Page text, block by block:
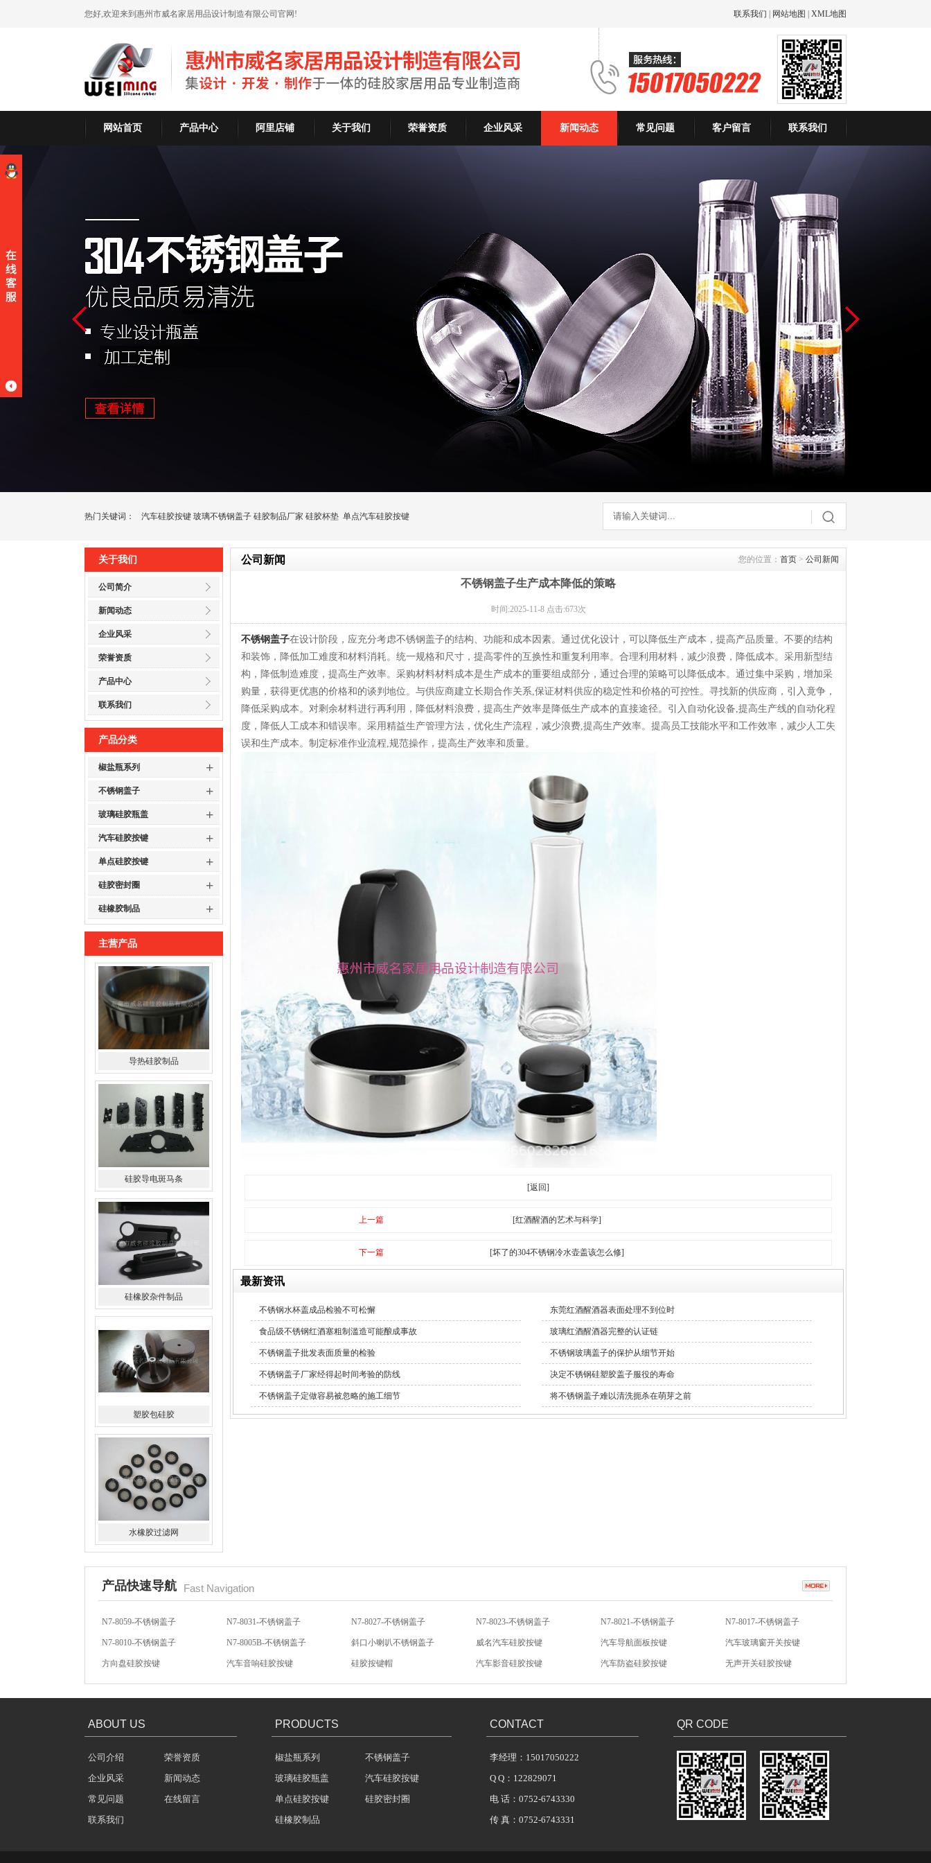
您好,欢迎来到惠州市威名家居用品设计制造有限公司官网! 联系我们 网站地图 XML地图
网站首页 产品中心 阿里店铺 关于我们 荣誉资质 企业风采 新闻动态 常见问题 客户留言 联系我们
热门关键词： 汽车硅胶按键 玻璃不锈钢盖子 硅胶制品厂家 硅胶杯垫 单点汽车硅胶按键
关于我们
公司简介
新闻动态
企业风采
荣誉资质
产品中心
联系我们
产品分类
椒盐瓶系列 +
不锈钢盖子 +
玻璃硅胶瓶盖 +
汽车硅胶按键 +
单点硅胶按键 +
硅胶密封圈 +
硅橡胶制品 +
主营产品
导热硅胶制品
硅胶导电斑马条
硅橡胶杂件制品
塑胶包硅胶
水橡胶过滤网
酒罐密封圈
304不锈钢冷水壶盖
公司新闻 您的位置： 首页 > 公司新闻
不锈钢盖子生产成本降低的策略
时间:2025-11-8 点击:673次
不锈钢盖子在设计阶段，应充分考虑不锈钢盖子的结构、功能和成本因素。通过优化设计，可以降低生产成本，提高产品质量。不要的结构
和装饰，降低加工难度和材料消耗。统一规格和尺寸，提高零件的互换性和重复利用率。合理利用材料，减少浪费，降低成本。采用新型结
构，降低制造难度，提高生产效率。采购材料材料成本是生产成本的重要组成部分，通过合理的策略可以降低成本。通过集中采购，增加采
购量，获得更优惠的价格和的谈判地位。与供应商建立长期合作关系,保证材料供应的稳定性和价格的可控性。寻找新的供应商，引入竟争，
降低采购成本。对剩余材料进行再利用，降低材料浪费，提高生产效率是降低生产成本的直接途径。引入自动化设备,提高生产线的自动化程
度，降低人工成本和错误率。采用精益生产管理方法，优化生产流程，减少浪费,提高生产效率。提高员工技能水平和工作效率，减少人工失
误和生产成本。制定标准作业流程,规范操作，提高生产效率和质量。
[返回]
上一篇 [红酒醒酒的艺术与科学]
下一篇 [坏了的304不锈钢冷水壶盖该怎么修]
最新资讯
不锈钢水杯盖成品检验不可松懈 东莞红酒醒酒器表面处理不到位时
食品级不锈钢红酒塞粗制滥造可能酿成事故 玻璃红酒醒酒器完整的认证链
不锈钢盖子批发表面质量的检验 不锈钢玻璃盖子的保护从细节开始
不锈钢盖子厂家经得起时间考验的防线 决定不锈钢硅塑胶盖子服役的寿命
不锈钢盖子定做容易被忽略的施工细节 将不锈钢盖子难以清洗扼杀在萌芽之前
产品快速导航 Fast Navigation
N7-8059-不锈钢盖子 N7-8031-不锈钢盖子 N7-8027-不锈钢盖子 N7-8023-不锈钢盖子 N7-8021-不锈钢盖子 N7-8017-不锈钢盖子
N7-8010-不锈钢盖子 N7-8005B-不锈钢盖子 斜口小喇叭不锈钢盖子 威名汽车硅胶按键 汽车导航面板按键 汽车玻璃窗开关按键
方向盘硅胶按键 汽车音响硅胶按键 硅胶按键帽 汽车影音硅胶按键 汽车防盗硅胶按键 无声开关硅胶按键
汽车音响导电硅胶按键 轻触开关硅胶按键 汽车音响硅胶按键 低电阻导电金粒 汽车硅胶按键 汽车硅胶按键
ABOUT US
公司介绍
荣誉资质
企业风采
新闻动态
常见问题
在线留言
联系我们
PRODUCTS
椒盐瓶系列
不锈钢盖子
玻璃硅胶瓶盖
汽车硅胶按键
单点硅胶按键
硅胶密封圈
硅橡胶制品
CONTACT
李经理：15017050222
Q Q：122829071
电 话：0752-6743330
传 真：0752-6743331
QR CODE